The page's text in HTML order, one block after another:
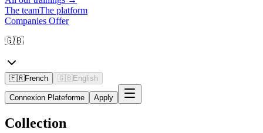
The teamThe platform
Companies Offer
🇬🇧
🇫🇷French 🇬🇧 English
Connexion Plateforme Apply
Collection